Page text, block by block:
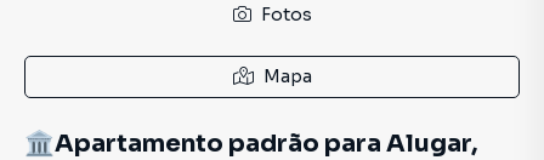
Fotos
Mapa
🏛️Apartamento padrão para Alugar,